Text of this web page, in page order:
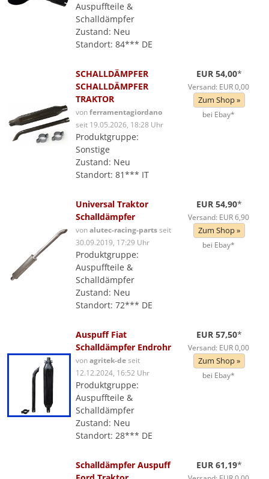
Auspuffteile &
Schalldämpfer
Zustand: Neu
Standort: 84*** DE
SCHALLDÄMPFER
SCHALLDÄMPFER
TRAKTOR
vonferramentagiordano
seit 19.05.2026, 18:28 Uhr
Produktgruppe:
Sonstige
Zustand: Neu
Standort: 81*** IT
EUR 54,00*
Versand: EUR 0,00
Zum Shop »
bei Ebay*
Universal Traktor
Schalldämpfer
vonalutec-racing-partsseit
30.09.2019, 17:29 Uhr
Produktgruppe:
Auspuffteile &
Schalldämpfer
Zustand: Neu
Standort: 72*** DE
EUR 54,90*
Versand: EUR 6,90
Zum Shop »
bei Ebay*
Auspuff Fiat
Schalldämpfer Endrohr
vonagritek-deseit
12.12.2024, 16:52 Uhr
Produktgruppe:
Auspuffteile &
Schalldämpfer
Zustand: Neu
Standort: 28*** DE
EUR 57,50*
Versand: EUR 0,00
Zum Shop »
bei Ebay*
Schalldämpfer Auspuff
EUR 61,19*